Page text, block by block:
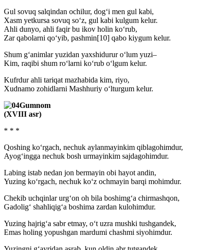
Gul sovuq salqindan ochilur, dog‘i men gul kabi,
Xasm yetkursa sovuq so‘z, gul kabi kulgum kelur.
Ahli dunyo, ahli faqir bu ikov holin ko‘rub,
Zar qabolarni qo‘yib, pashmin[10] qabo kiygum kelur.
Shum g‘animlar yuzidan yaxshidurur o‘lum yuzi–
Kim, raqibi shum ro‘larni ko‘rub o‘lgum kelur.
Kufrdur ahli tariqat mazhabida kim, riyo,
Xudnamo zohidlarni Mashhuriy o‘lturgum kelur.
Gumnom
(XVIII asr)
* * *
Qoshing ko‘rgach, nechuk aylanmayinkim qiblagohimdur,
Ayog‘ingga nechuk bosh urmayinkim sajdagohimdur.
Labing istab nedan jon bermayin obi hayot andin,
Yuzing ko‘rgach, nechuk ko‘z ochmayin barqi mohimdur.
Chekib uchqinlar urg‘on oh bila boshimg‘a chirmashqon,
Gadolig‘ shahliqig‘a boshima zardan kulohimdur.
Yuzing hajrig‘a sabr etmay, o‘t uzra mushki tushgandek,
Emas holing yopushgan mardumi chashmi siyohimdur.